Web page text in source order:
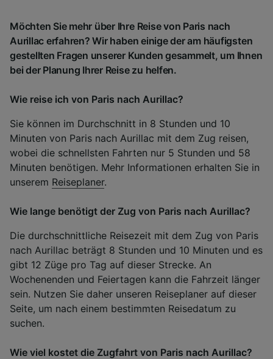
Möchten Sie mehr über Ihre Reise von Paris nach
Aurillac erfahren? Wir haben einige der am häufigsten
gestellten Fragen unserer Kunden gesammelt, um Ihnen
bei der Planung Ihrer Reise zu helfen.
Wie reise ich von Paris nach Aurillac?
Sie können im Durchschnitt in 8 Stunden und 10
Minuten von Paris nach Aurillac mit dem Zug reisen,
wobei die schnellsten Fahrten nur 5 Stunden und 58
Minuten benötigen. Mehr Informationen erhalten Sie in
unserem Reiseplaner.
Wie lange benötigt der Zug von Paris nach Aurillac?
Die durchschnittliche Reisezeit mit dem Zug von Paris
nach Aurillac beträgt 8 Stunden und 10 Minuten und es
gibt 12 Züge pro Tag auf dieser Strecke. An
Wochenenden und Feiertagen kann die Fahrzeit länger
sein. Nutzen Sie daher unseren Reiseplaner auf dieser
Seite, um nach einem bestimmten Reisedatum zu
suchen.
Wie viel kostet die Zugfahrt von Paris nach Aurillac?